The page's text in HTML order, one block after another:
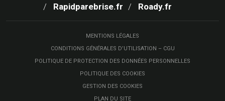
Rapidparebrise.fr
Roady.fr
MENTIONS LÉGALES
CONDITIONS GÉNÉRALES D’UTILISATION – CGU
POLITIQUE DE PROTECTION DES DONNÉES PERSONNELLES
POLITIQUE DES COOKIES
GESTION DES COOKIES
PLAN DU SITE